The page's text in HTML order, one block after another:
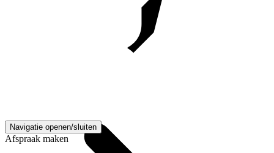
Navigatie openen/sluiten
Afspraak maken